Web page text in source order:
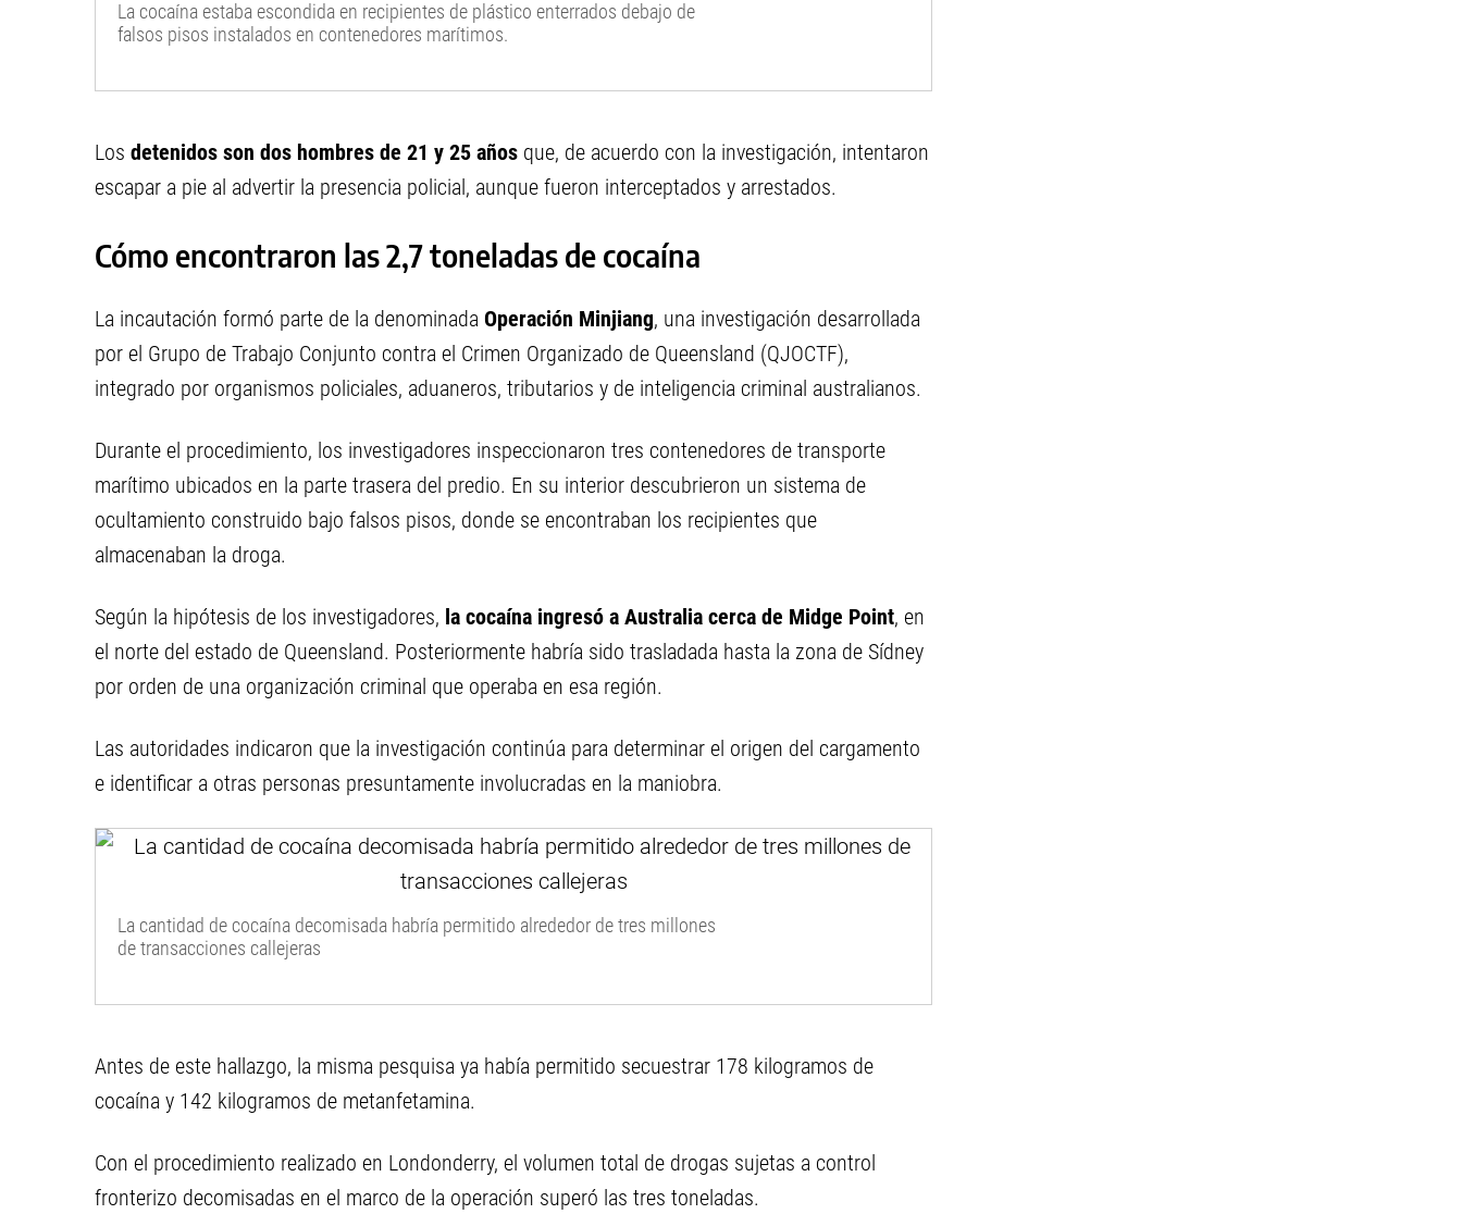
La cocaína estaba escondida en recipientes de plástico enterrados debajo de
falsos pisos instalados en contenedores marítimos.
Los detenidos son dos hombres de 21 y 25 años que, de acuerdo con la investigación, intentaron
escapar a pie al advertir la presencia policial, aunque fueron interceptados y arrestados.
Cómo encontraron las 2,7 toneladas de cocaína
La incautación formó parte de la denominada Operación Minjiang, una investigación desarrollada
por el Grupo de Trabajo Conjunto contra el Crimen Organizado de Queensland (QJOCTF),
integrado por organismos policiales, aduaneros, tributarios y de inteligencia criminal australianos.
Durante el procedimiento, los investigadores inspeccionaron tres contenedores de transporte
marítimo ubicados en la parte trasera del predio. En su interior descubrieron un sistema de
ocultamiento construido bajo falsos pisos, donde se encontraban los recipientes que
almacenaban la droga.
Según la hipótesis de los investigadores, la cocaína ingresó a Australia cerca de Midge Point, en
el norte del estado de Queensland. Posteriormente habría sido trasladada hasta la zona de Sídney
por orden de una organización criminal que operaba en esa región.
Las autoridades indicaron que la investigación continúa para determinar el origen del cargamento
e identificar a otras personas presuntamente involucradas en la maniobra.
La cantidad de cocaína decomisada habría permitido alrededor de tres millones
de transacciones callejeras
Antes de este hallazgo, la misma pesquisa ya había permitido secuestrar 178 kilogramos de
cocaína y 142 kilogramos de metanfetamina.
Con el procedimiento realizado en Londonderry, el volumen total de drogas sujetas a control
fronterizo decomisadas en el marco de la operación superó las tres toneladas.